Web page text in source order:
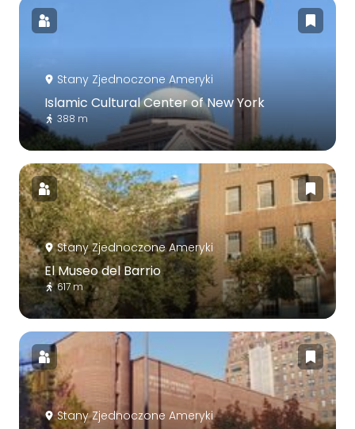
Stany Zjednoczone Ameryki
Islamic Cultural Center of New York
388 m
Stany Zjednoczone Ameryki
El Museo del Barrio
617 m
Stany Zjednoczone Ameryki